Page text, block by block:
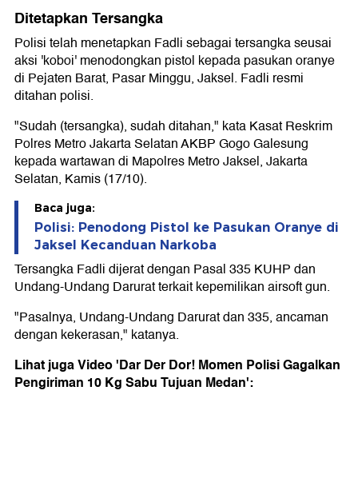
Ditetapkan Tersangka
Polisi telah menetapkan Fadli sebagai tersangka seusai
aksi 'koboi' menodongkan pistol kepada pasukan oranye
di Pejaten Barat, Pasar Minggu, Jaksel. Fadli resmi
ditahan polisi.
"Sudah (tersangka), sudah ditahan," kata Kasat Reskrim
Polres Metro Jakarta Selatan AKBP Gogo Galesung
kepada wartawan di Mapolres Metro Jaksel, Jakarta
Selatan, Kamis (17/10).
Baca juga:
Polisi: Penodong Pistol ke Pasukan Oranye di
Jaksel Kecanduan Narkoba
Tersangka Fadli dijerat dengan Pasal 335 KUHP dan
Undang-Undang Darurat terkait kepemilikan airsoft gun.
"Pasalnya, Undang-Undang Darurat dan 335, ancaman
dengan kekerasan," katanya.
Lihat juga Video 'Dar Der Dor! Momen Polisi Gagalkan
Pengiriman 10 Kg Sabu Tujuan Medan':